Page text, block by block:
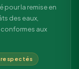
pour la remise en
des eaux,
aux
respectés